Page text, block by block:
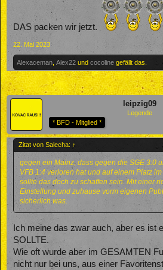
DAS packen wir jetzt.
22. Mai 2023
Alexaceman Alex22 und cocoline gefällt das.
leipzig09
Legende
* BFD - Mitglied *
Zitat von Salecha: ↑
gegen ein Mainz, dass gegen die SGE 3:0
VFB 1:4 verloren hat und auf einem Platz
sollte das doch zu schaffen sein. Mit einer
Einstellung und zuhause vorm eigenen
sicherlich was.
Ich meine das zwar auch, aber es ist
SOLLTE.
Wie oft wurde aber im GESAMTEN
nicht nur bei uns, aus einer